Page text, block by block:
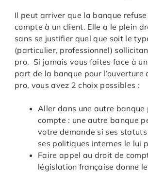
Il peut arriver que la banque refuse
compte à un client. Elle a le plein
sans se justifier quel que soit le
(particulier, professionnel)
pro. Si jamais vous faites face à
part de la banque pour l’ouverture
pro, vous avez 2 choix possibles :
Aller dans une autre banque
compte : une autre banque
votre demande si ses
ses politiques internes le lui
Faire appel au droit de
législation française donne